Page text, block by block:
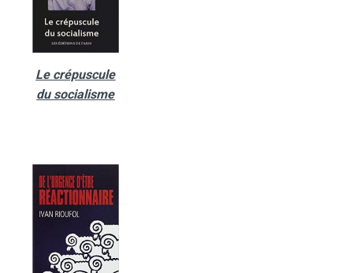
Le crépuscule
du socialisme